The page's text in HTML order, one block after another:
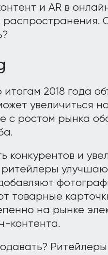
и AR в
итогам 2018 года
увеличиться
с ростом рынка
конкурентов и
товарные
на рынке
контента.